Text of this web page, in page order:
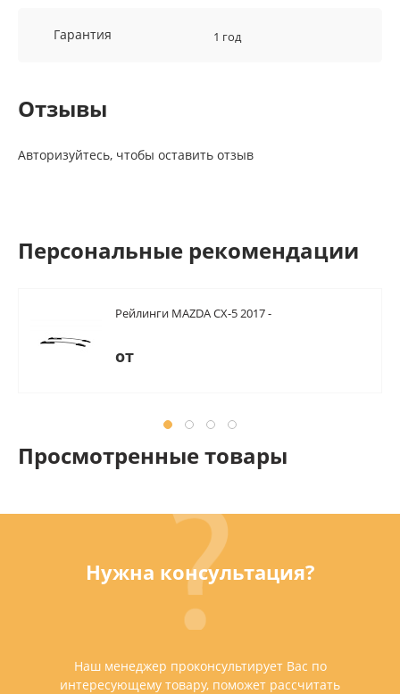
Гарантия 1 год
Отзывы
Авторизуйтесь, чтобы оставить отзыв
Персональные рекомендации
Рейлинги MAZDA CX-5 2017 -
от
Просмотренные товары
Нужна консультация?
Наш менеджер проконсультирует Вас по
интересующему товару, поможет рассчитать